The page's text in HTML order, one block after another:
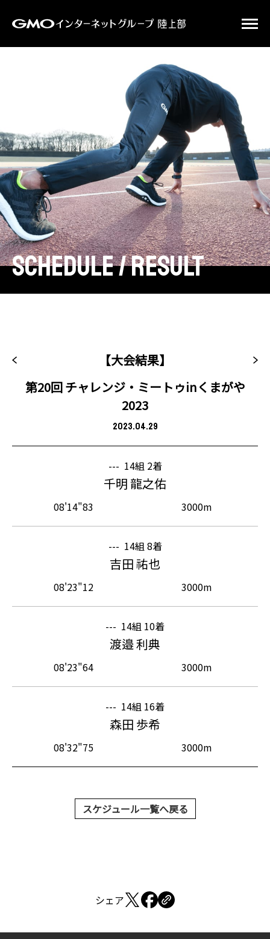
schedule / result
【大会結果】
第20回 チャレンジ・ミートゥinくまがや
2023
2023.04.29
--- 14組 2着
千明 龍之佑
08'14"83 3000m
--- 14組 8着
吉田 祐也
08'23"12 3000m
--- 14組 10着
渡邉 利典
08'23"64 3000m
--- 14組 16着
森田 歩希
08'32"75 3000m
スケジュール一覧へ戻る
シェア